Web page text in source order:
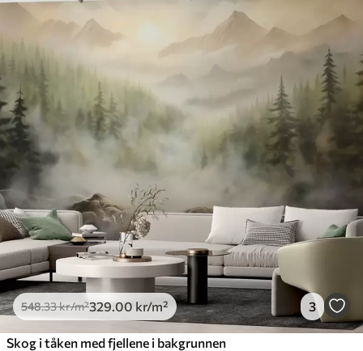
548.33kr/m²329.00 kr/m² 3
Skog i tåken med fjellene i bakgrunnen